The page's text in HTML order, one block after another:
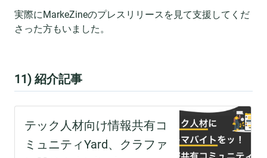
実際にMarkeZineのプレスリリースを見て支援してくだ
さった方もいました。
11) 紹介記事